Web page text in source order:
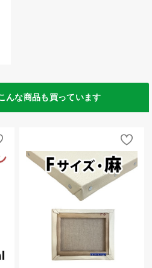
んな商品も買っています